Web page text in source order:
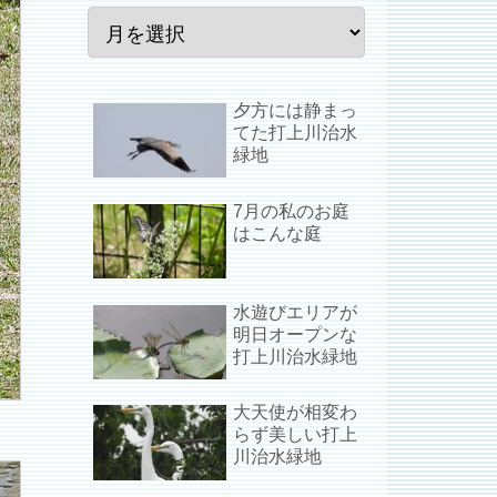
夕方には静まっ
てた打上川治水
緑地
7月の私のお庭
はこんな庭
水遊びエリアが
明日オープンな
打上川治水緑地
大天使が相変わ
らず美しい打上
川治水緑地